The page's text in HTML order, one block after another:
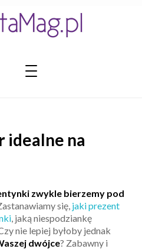
idealne na
zwykle bierzemy pod
się, jaki prezent
, jaką niespodziankę
nie lepiej byłoby jednak
dwójce? Zabawny i